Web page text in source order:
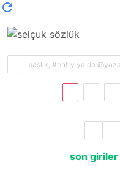
son giriler